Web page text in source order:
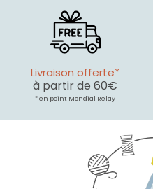
Livraison offerte*
à partir de 60€
* en point Mondial Relay